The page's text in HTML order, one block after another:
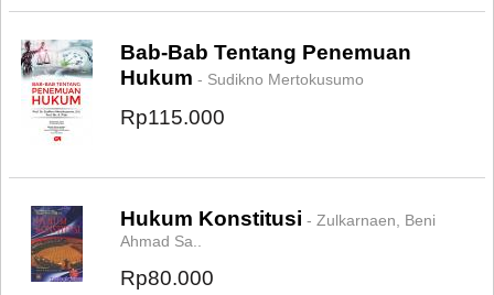
Bab-Bab Tentang Penemuan
Hukum - Sudikno Mertokusumo
Rp115.000
Hukum Konstitusi - Zulkarnaen, Beni
Ahmad Sa..
Rp80.000